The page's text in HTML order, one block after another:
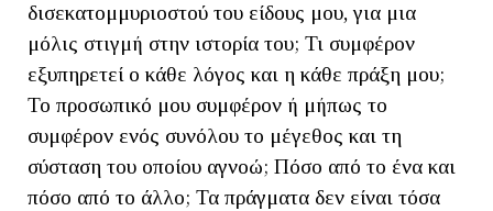
δισεκατομμυριοστού του είδους μου, για μια
μόλις στιγμή στην ιστορία του; Τι συμφέρον
εξυπηρετεί ο κάθε λόγος και η κάθε πράξη μου;
Το προσωπικό μου συμφέρον ή μήπως το
συμφέρον ενός συνόλου το μέγεθος και τη
σύσταση του οποίου αγνοώ; Πόσο από το ένα και
πόσο από το άλλο; Τα πράγματα δεν είναι τόσα